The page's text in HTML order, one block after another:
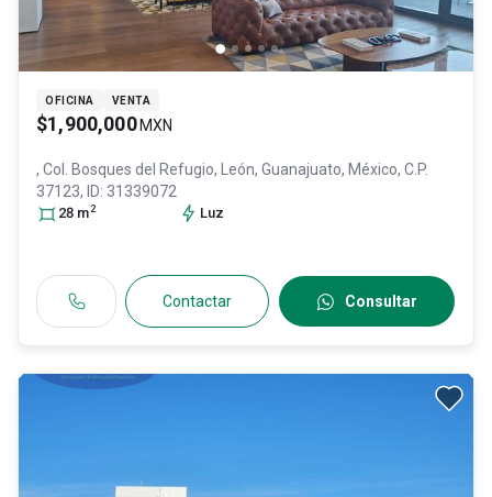
OFICINA VENTA
$1,900,000 MXN
, Col. Bosques del Refugio, León, Guanajuato, México, C.P.
37123, ID: 31339072
28 m2 Luz
Contactar Consultar